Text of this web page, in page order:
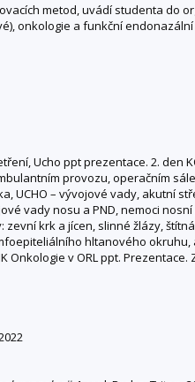
metod, uvádí studenta do
onkologie a funkční endonazální
Ucho ppt prezentace. 2. den
provozu, operačním
UCHO – vývojové vady, akutní
vady nosu a PND, nemoci
krk a jícen, slinné žlázy,
hltanového
Onkologie v ORL ppt.